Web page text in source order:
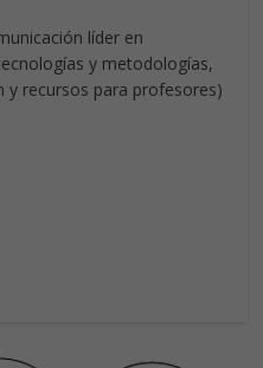
líder en
y metodologías,
recursos para profesores)